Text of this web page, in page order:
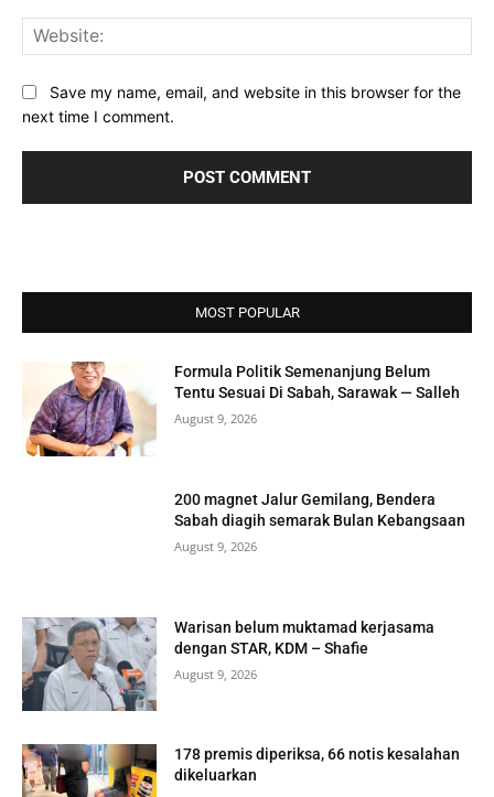
Save my name, email, and website in this browser for the
next time I comment.
MOST POPULAR
Formula Politik Semenanjung Belum
Tentu Sesuai Di Sabah, Sarawak — Salleh
August 9, 2026
200 magnet Jalur Gemilang, Bendera
Sabah diagih semarak Bulan Kebangsaan
August 9, 2026
Warisan belum muktamad kerjasama
dengan STAR, KDM – Shafie
August 9, 2026
178 premis diperiksa, 66 notis kesalahan
dikeluarkan